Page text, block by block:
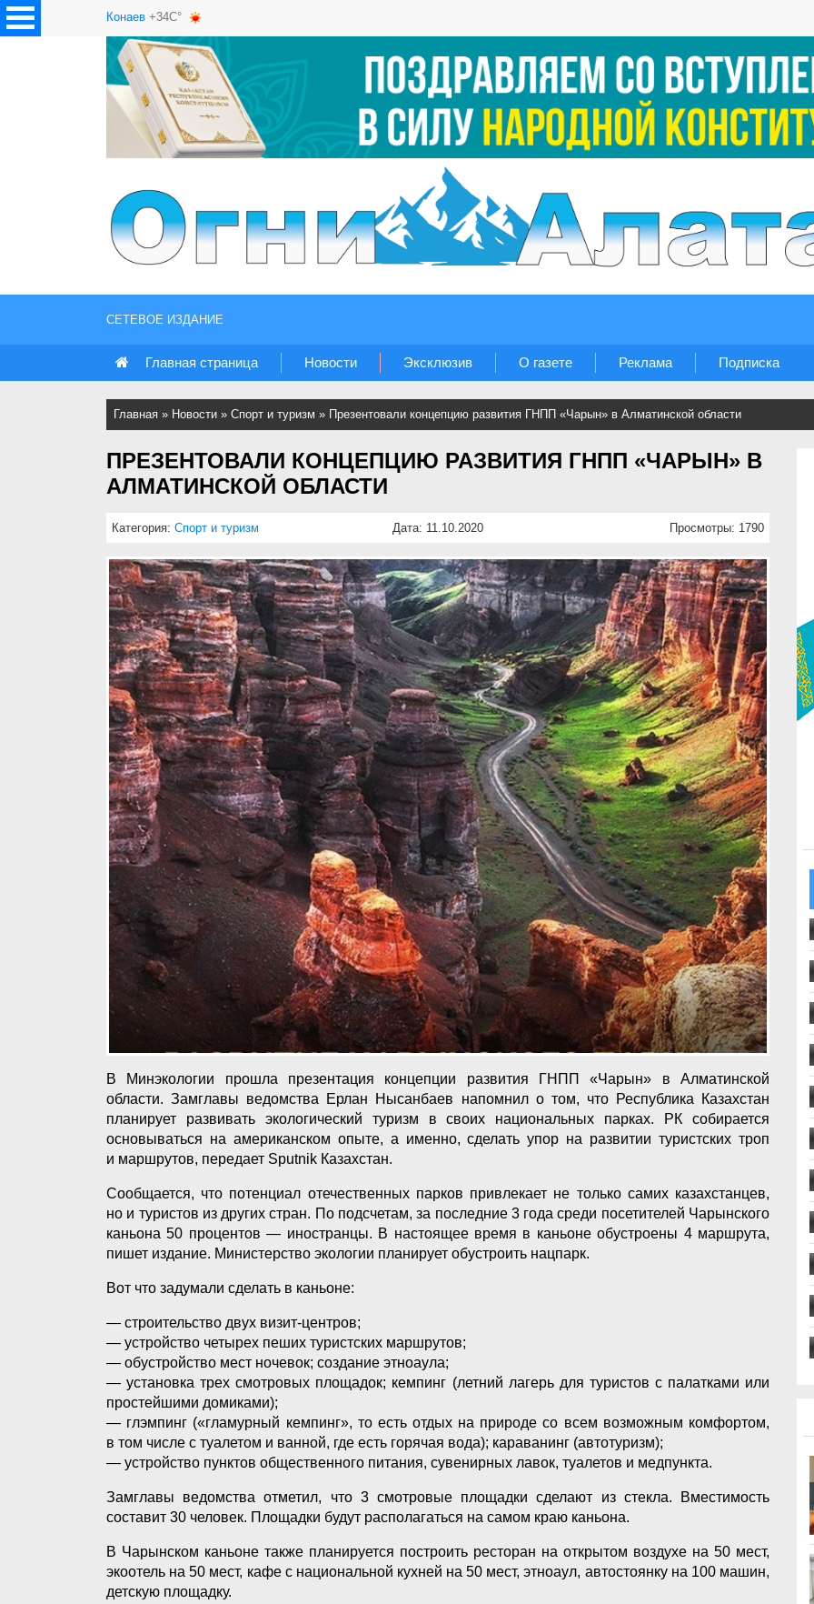
Конаев +34C°
СЕТЕВОЕ ИЗДАНИЕ
Главная страница Новости Эксклюзив О газете Реклама Подписка
Главная » Новости » Спорт и туризм » Презентовали концепцию развития ГНПП «Чарын» в Алматинской области
ПРЕЗЕНТОВАЛИ КОНЦЕПЦИЮ РАЗВИТИЯ ГНПП «ЧАРЫН» В
АЛМАТИНСКОЙ ОБЛАСТИ
Категория: Спорт и туризм Дата: 11.10.2020 Просмотры: 1790
В Минэкологии прошла презентация концепции развития ГНПП «Чарын» в Алматинской
области. Замглавы ведомства Ерлан Нысанбаев напомнил о том, что Республика Казахстан
планирует развивать экологический туризм в своих национальных парках. РК собирается
основываться на американском опыте, а именно, сделать упор на развитии туристских троп
и маршрутов, передает Sputnik Казахстан.
Сообщается, что потенциал отечественных парков привлекает не только самих казахстанцев,
но и туристов из других стран. По подсчетам, за последние 3 года среди посетителей Чарынского
каньона 50 процентов — иностранцы. В настоящее время в каньоне обустроены 4 маршрута,
пишет издание. Министерство экологии планирует обустроить нацпарк.
Вот что задумали сделать в каньоне:
— строительство двух визит-центров;
— устройство четырех пеших туристских маршрутов;
— обустройство мест ночевок; создание этноаула;
— установка трех смотровых площадок; кемпинг (летний лагерь для туристов с палатками или
простейшими домиками);
— глэмпинг («гламурный кемпинг», то есть отдых на природе со всем возможным комфортом,
в том числе с туалетом и ванной, где есть горячая вода); караванинг (автотуризм);
— устройство пунктов общественного питания, сувенирных лавок, туалетов и медпункта.
Замглавы ведомства отметил, что 3 смотровые площадки сделают из стекла. Вместимость
составит 30 человек. Площадки будут располагаться на самом краю каньона.
В Чарынском каньоне также планируется построить ресторан на открытом воздухе на 50 мест,
экоотель на 50 мест, кафе с национальной кухней на 50 мест, этноаул, автостоянку на 100 машин,
детскую площадку.